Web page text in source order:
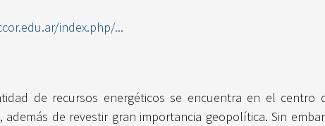
index.php/...
de recursos energéticos se encuentra en el
de revestir gran importancia geopolítica. Sin